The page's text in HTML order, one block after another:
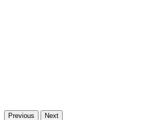
Previous Next